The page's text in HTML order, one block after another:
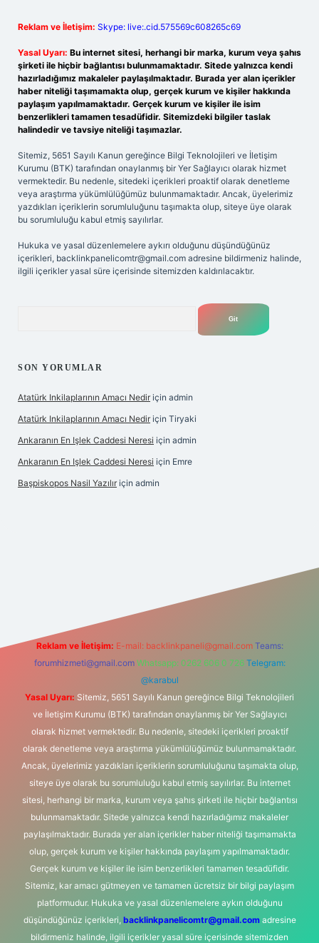
Reklam ve İletişim: Skype: live:.cid.575569c608265c69
Yasal Uyarı: Bu internet sitesi, herhangi bir marka, kurum veya şahıs
şirketi ile hiçbir bağlantısı bulunmamaktadır. Sitede yalnızca kendi
hazırladığımız makaleler paylaşılmaktadır. Burada yer alan içerikler
haber niteliği taşımamakta olup, gerçek kurum ve kişiler hakkında
paylaşım yapılmamaktadır. Gerçek kurum ve kişiler ile isim
benzerlikleri tamamen tesadüfidir. Sitemizdeki bilgiler taslak
halindedir ve tavsiye niteliği taşımazlar.
Sitemiz, 5651 Sayılı Kanun gereğince Bilgi Teknolojileri ve İletişim
Kurumu (BTK) tarafından onaylanmış bir Yer Sağlayıcı olarak hizmet
vermektedir. Bu nedenle, sitedeki içerikleri proaktif olarak denetleme
veya araştırma yükümlülüğümüz bulunmamaktadır. Ancak, üyelerimiz
yazdıkları içeriklerin sorumluluğunu taşımakta olup, siteye üye olarak
bu sorumluluğu kabul etmiş sayılırlar.
Hukuka ve yasal düzenlemelere aykırı olduğunu düşündüğünüz
içerikleri, backlinkpanelicomtr@gmail.com adresine bildirmeniz halinde,
ilgili içerikler yasal süre içerisinde sitemizden kaldırılacaktır.
SON YORUMLAR
Atatürk Inkilaplarının Amacı Nedir için admin
Atatürk Inkilaplarının Amacı Nedir için Tiryaki
Ankaranın En Işlek Caddesi Neresi için admin
Ankaranın En Işlek Caddesi Neresi için Emre
Başpiskopos Nasil Yazılır için admin
Reklam ve İletişim: E-mail: backlinkpaneli@gmail.com Teams:
forumhizmeti@gmail.com Whatsapp: 0262 606 0 726 Telegram:
@karabul
Yasal Uyarı: Sitemiz, 5651 Sayılı Kanun gereğince Bilgi Teknolojileri
ve İletişim Kurumu (BTK) tarafından onaylanmış bir Yer Sağlayıcı
olarak hizmet vermektedir. Bu nedenle, sitedeki içerikleri proaktif
olarak denetleme veya araştırma yükümlülüğümüz bulunmamaktadır.
Ancak, üyelerimiz yazdıkları içeriklerin sorumluluğunu taşımakta olup,
siteye üye olarak bu sorumluluğu kabul etmiş sayılırlar. Bu internet
sitesi, herhangi bir marka, kurum veya şahıs şirketi ile hiçbir bağlantısı
bulunmamaktadır. Sitede yalnızca kendi hazırladığımız makaleler
paylaşılmaktadır. Burada yer alan içerikler haber niteliği taşımamakta
olup, gerçek kurum ve kişiler hakkında paylaşım yapılmamaktadır.
Gerçek kurum ve kişiler ile isim benzerlikleri tamamen tesadüfidir.
Sitemiz, kar amacı gütmeyen ve tamamen ücretsiz bir bilgi paylaşım
platformudur. Hukuka ve yasal düzenlemelere aykırı olduğunu
düşündüğünüz içerikleri, backlinkpanelicomtr@gmail.comadresine
bildirmeniz halinde, ilgili içerikler yasal süre içerisinde sitemizden